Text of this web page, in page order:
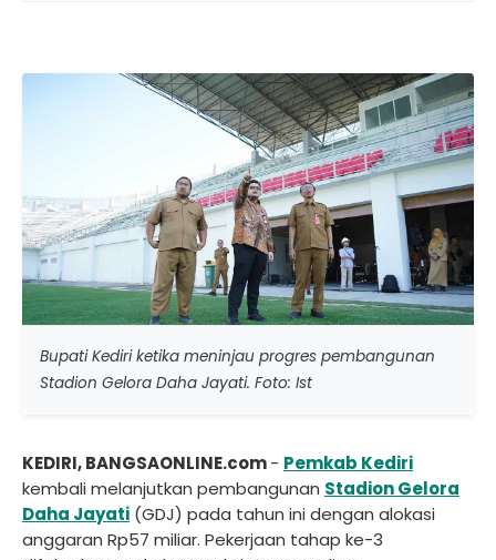
Bupati Kediri ketika meninjau progres pembangunan
Stadion Gelora Daha Jayati. Foto: Ist
KEDIRI, BANGSAONLINE.com- Pemkab Kediri
kembali melanjutkan pembangunan Stadion Gelora
Daha Jayati (GDJ) pada tahun ini dengan alokasi
anggaran Rp57 miliar. Pekerjaan tahap ke-3